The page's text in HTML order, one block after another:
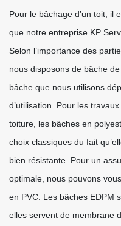
Pour le bâchage d’un toit, il
que notre entreprise KP
Selon l’importance des
nous disposons de bâche
bâche que nous utilisons
d’utilisation. Pour les
toiture, les bâches en
choix classiques du fait
bien résistante. Pour un
optimale, nous pouvons
en PVC. Les bâches EDPM
elles servent de membrane